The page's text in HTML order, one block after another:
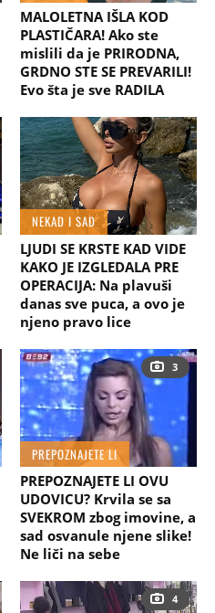
MALOLETNA IŠLA KOD
PLASTIČARA! Ako ste
mislili da je PRIRODNA,
GRDNO STE SE PREVARILI!
Evo šta je sve RADILA
NEKAD I SAD
LJUDI SE KRSTE KAD VIDE
KAKO JE IZGLEDALA PRE
OPERACIJA: Na plavuši
danas sve puca, a ovo je
njeno pravo lice
3
PREPOZNAJETE LI
PREPOZNAJETE LI OVU
UDOVICU? Krvila se sa
SVEKROM zbog imovine, a
sad osvanule njene slike!
Ne liči na sebe
4